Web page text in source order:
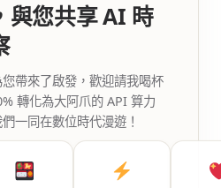
與您共享 AI 時
帶來了啟發，歡迎請我喝杯
轉化為大阿爪的 API 算力
一同在數位時代漫遊！